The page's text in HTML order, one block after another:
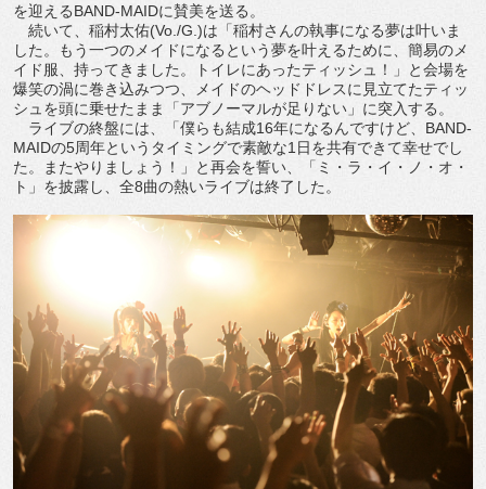
を迎えるBAND-MAIDに賛美を送る。
続いて、稲村太佑(Vo./G.)は「稲村さんの執事になる夢は叶いま
した。もう一つのメイドになるという夢を叶えるために、簡易のメ
イド服、持ってきました。トイレにあったティッシュ！」と会場を
爆笑の渦に巻き込みつつ、メイドのヘッドドレスに見立てたティッ
シュを頭に乗せたまま「アブノーマルが足りない」に突入する。
ライブの終盤には、「僕らも結成16年になるんですけど、BAND-
MAIDの5周年というタイミングで素敵な1日を共有できて幸せでし
た。またやりましょう！」と再会を誓い、「ミ・ラ・イ・ノ・オ・
ト」を披露し、全8曲の熱いライブは終了した。